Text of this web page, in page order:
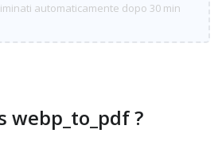
automaticamente dopo 30 min
webp_to_pdf ?